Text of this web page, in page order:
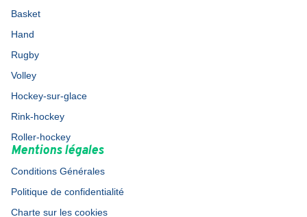
Basket
Hand
Rugby
Volley
Hockey-sur-glace
Rink-hockey
Roller-hockey
Mentions légales
Conditions Générales
Politique de confidentialité
Charte sur les cookies